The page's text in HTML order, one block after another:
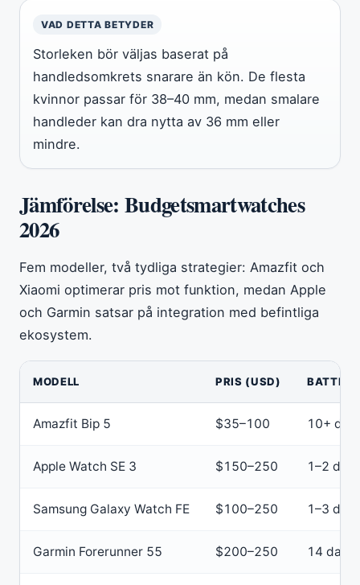
VAD DETTA BETYDER
Storleken bör väljas baserat på
handledsomkrets snarare än kön. De flesta
kvinnor passar för 38–40 mm, medan smalare
handleder kan dra nytta av 36 mm eller
mindre.
Jämförelse: Budgetsmartwatches
2026
Fem modeller, två tydliga strategier: Amazfit och
Xiaomi optimerar pris mot funktion, medan Apple
och Garmin satsar på integration med befintliga
ekosystem.
MODELL PRIS (USD)
Amazfit Bip 5 $35–100 10+
Apple Watch SE 3 $150–250 1–2
Samsung Galaxy Watch FE $100–250 1–3
Garmin Forerunner 55 $200–250 14 dagar